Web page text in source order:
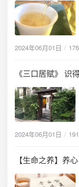
2024年06月01日
《三口居赋》 识
2024年06月01日